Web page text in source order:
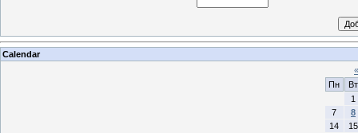
Calendar
«
Пн
Вт
1
7
8
14
15